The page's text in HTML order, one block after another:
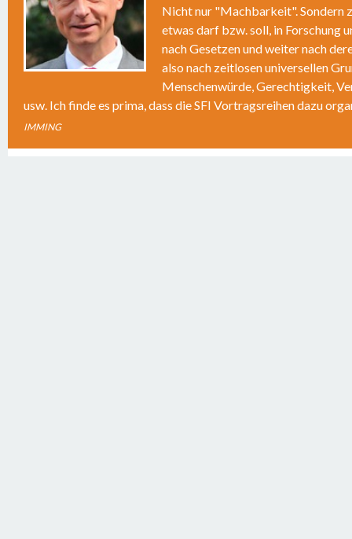
2
Nicht nur "Machbarkeit". Sondern
etwas darf bzw. soll, in Forschung
nach Gesetzen und weiter nach
also nach zeitlosen universellen
Menschenwürde, Gerechtigkeit,
usw. Ich finde es prima, dass die SFI Vortragsreihen dazu
IMMING